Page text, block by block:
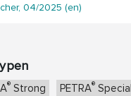
04/2025 (en)
® Strong PETRA® Special